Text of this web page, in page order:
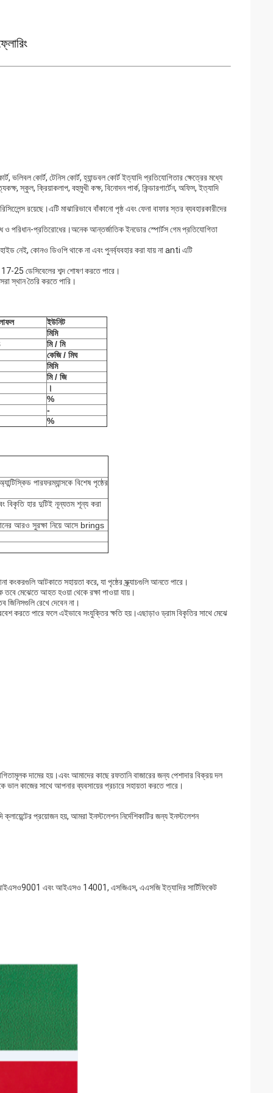
ভলিবল কোর্ট, টেনিস কোর্ট, হ্যান্ডবল কোর্ট ইত্যাদি প্রতিযোগিতার ক্ষেত্রের মধ্যে
স্কুল, ক্রিয়াকলাপ, বহুমুখী কক্ষ, বিনোদন পার্ক, কিন্ডারগার্টেন, অফিস, ইত্যাদি
রয়েছে।এটি মাঝারিভাবে বাঁকানো পৃষ্ঠ এবং ফেনা বাফার স্তর ব্যবহারকারীদের
ও পরিধান-প্রতিরোধের।অনেক আন্তর্জাতিক ইনডোর স্পোর্টস গেম প্রতিযোগিতা
নেই, কোনও ডিওপি থাকে না এবং পুনর্ব্যবহার করা যায় না anti এটি
17-25 ডেসিবেলের শব্দ শোষণ করতে পারে।
স্থান তৈরি করতে পারি।
ইউনিট
মিমি
মি / মি
কেজি / মিঘ
মিমি
মি / জি
।
%
-
%
পারফরম্যান্সকে বিশেষ পৃষ্ঠের
বিকৃতি হার দুটিই নূন্যতম শূন্য করা
আরও সুরক্ষা নিয়ে আসে brings
কংকরগুলি আটকাতে সহায়তা করে, যা পৃষ্ঠের স্ক্র্যাচগুলি আনতে পারে।
তবে মেঝেতে আহত হওয়া থেকে রক্ষা পাওয়া যায়।
জিনিসগুলি রেখে দেবেন না।
করতে পারে ফলে এইভাবে সংযুক্তির ক্ষতি হয়।এছাড়াও ড্রাম বিকৃতির সাথে মেঝে
দামের হয়।এবং আমাদের কাছে রফতানি বাজারের জন্য পেশাদার বিক্রয় দল
ভাল কাজের সাথে আপনার ব্যবসায়ের প্রচারে সহায়তা করতে পারে।
প্রয়োজন হয়, আমরা ইনস্টলেশন নির্দেশিকাটির জন্য ইনস্টলেশন
এবং আইএসও 14001, এসজিএস, এএসজি ইত্যাদির সার্টিফিকেট